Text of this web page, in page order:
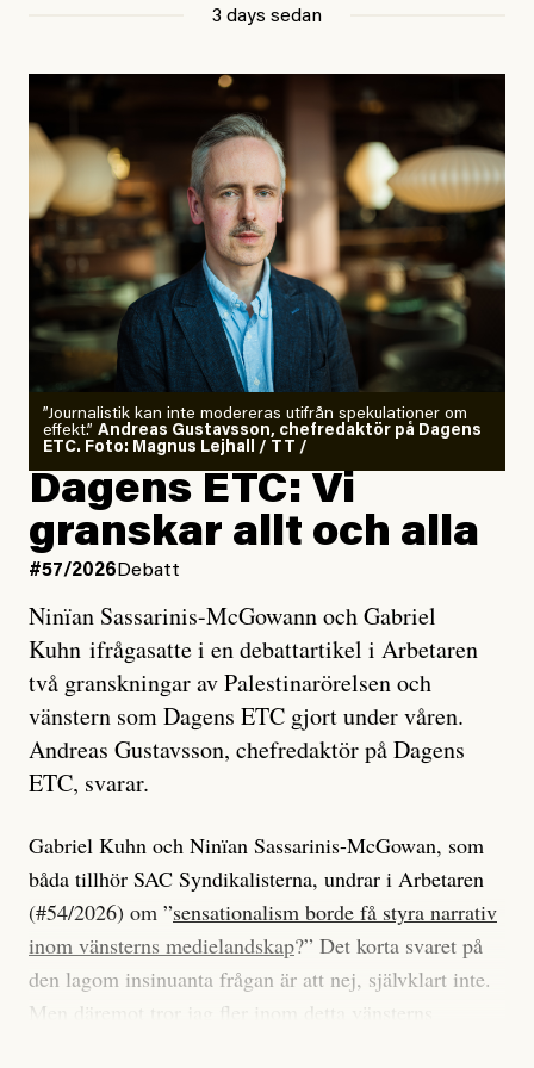
3 days sedan
”Journalistik kan inte modereras utifrån spekulationer om
effekt.” Andreas Gustavsson, chefredaktör på Dagens
ETC. Foto: Magnus Lejhall / TT /
Dagens ETC: Vi
granskar allt och alla
#57/2026 Debatt
Ninïan Sassarinis-McGowann och Gabriel
Kuhn ifrågasatte i en debattartikel i Arbetaren
två granskningar av Palestinarörelsen och
vänstern som Dagens ETC gjort under våren.
Andreas Gustavsson, chefredaktör på Dagens
ETC, svarar.
Gabriel Kuhn och Ninïan Sassarinis-McGowan, som
båda tillhör SAC Syndikalisterna, undrar i Arbetaren
(#54/2026) om ”sensationalism borde få styra narrativ
inom vänsterns medielandskap?” Det korta svaret på
den lagom insinuanta frågan är att nej, självklart inte.
Men däremot tror jag fler inom detta vänsterns